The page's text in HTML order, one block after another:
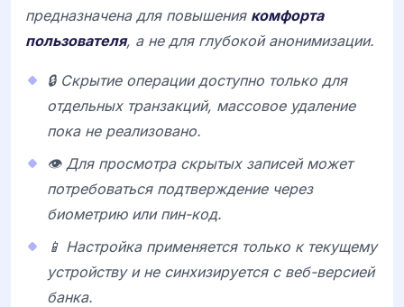
предназначена для повышения комфорта
пользователя, а не для глубокой анонимизации.
🔒 Скрытие операции доступно только для
отдельных транзакций, массовое удаление
пока не реализовано.
👁️ Для просмотра скрытых записей может
потребоваться подтверждение через
биометрию или пин-код.
📱 Настройка применяется только к текущему
устройству и не синхизируется с веб-версией
банка.